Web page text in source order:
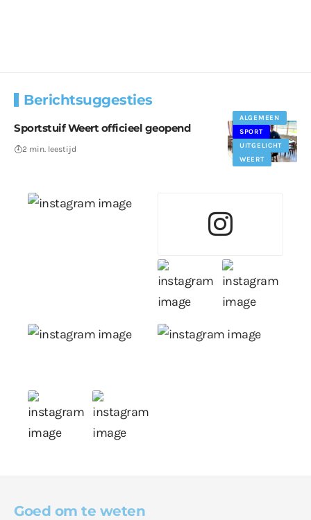
Berichtsuggesties
ALGEMEEN
SPORT
UITGELICHT
WEERT
Sportstuif Weert officieel geopend
2 min. leestijd
Goed om te weten